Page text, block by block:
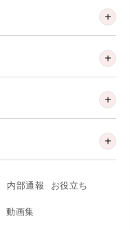
内部通報 お役立ち
動画集